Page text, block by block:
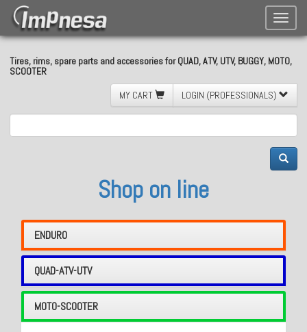
Toggle
Tires, rims, spare parts and accessories for QUAD, ATV, UTV, BUGGY, MOTO,
SCOOTER
MY CART
LOGIN (PROFESSIONALS)
Shop on line
ENDURO
QUAD-ATV-UTV
MOTO-SCOOTER